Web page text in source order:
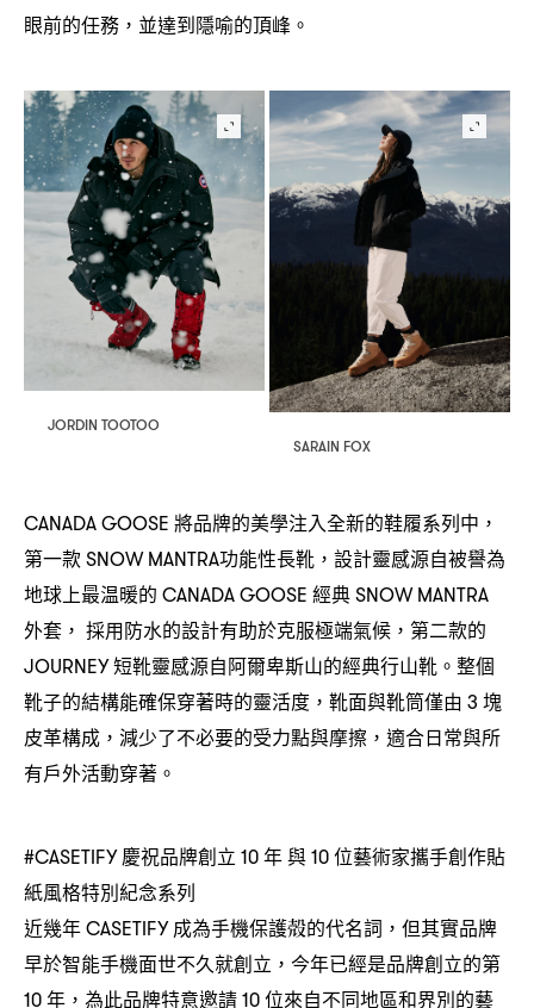
眼前的任務 ， 並達到隱喻的頂峰。
JORDIN TOOTOO
SARAIN FOX
CANADA GOOSE 將品牌的美學注入全新的鞋履系列中 ，
第一款 SNOW MANTRA功能性長靴 ， 設計靈感源自被譽為
地球上最温暖的 CANADA GOOSE 經典SNOW MANTRA
外套 ， 採用防水的設計有助於克服極端氣候 ， 第二款的
JOURNEY短靴靈感源自阿爾卑斯山的經典行山靴。整個
靴子的結構能確保穿著時的靈活度 ， 靴面與靴筒僅由 3 塊
皮革構成 ， 減少了不必要的受力點與摩擦 ， 適合日常與所
有戶外活動穿著。
#CASETIFY慶祝品牌創立 10年與10位藝術家攜手創作貼
紙風格特別紀念系列
近幾年CASETIFY成為手機保護殻的代名詞 ， 但其實品牌
早於智能手機面世不久就創立 ， 今年已經是品牌創立的第
10年 ， 為此品牌特意邀請10位來自不同地區和界別的藝